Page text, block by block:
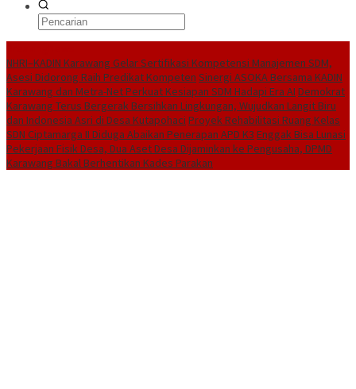
NHRI–KADIN Karawang Gelar Sertifikasi Kompetensi Manajemen SDM,
Asesi Didorong Raih Predikat Kompeten Sinergi ASOKA Bersama KADIN
Karawang dan Metra-Net Perkuat Kesiapan SDM Hadapi Era AI Demokrat
Karawang Terus Bergerak Bersihkan Lingkungan, Wujudkan Langit Biru
dan Indonesia Asri di Desa Kutapohaci Proyek Rehabilitasi Ruang Kelas
SDN Ciptamarga II Diduga Abaikan Penerapan APD K3 Enggak Bisa Lunasi
Pekerjaan Fisik Desa, Dua Aset Desa Dijaminkan ke Pengusaha, DPMD
Karawang Bakal Berhentikan Kades Parakan